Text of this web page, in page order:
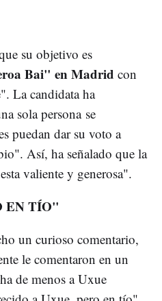
su objetivo es
Bai" en Madrid con
La candidata ha
sola persona se
puedan dar su voto a
Así, ha señalado que la
valiente y generosa".
EN TÍO"
un curioso comentario,
le comentaron en un
de menos a Uxue